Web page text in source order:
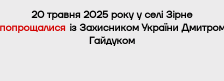
20 травня 2025рокуу селі Зірне
попрощалися із Захисником України
Гайдуком